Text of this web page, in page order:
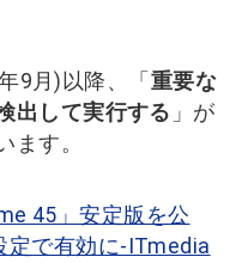
9月)以降、「 重要な
出して実行する 」が
ます。
45」安定版を公
で有効に-ITmedia